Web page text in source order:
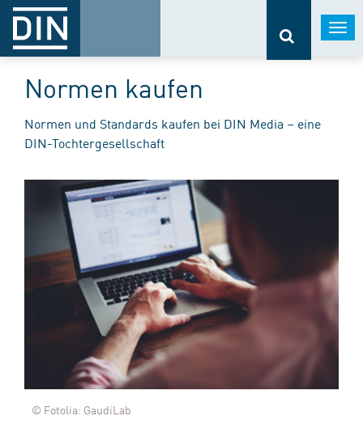
Normen kaufen
Normen und Standards kaufen bei DIN Media – eine
DIN-Tochtergesellschaft
© Fotolia: GaudiLab